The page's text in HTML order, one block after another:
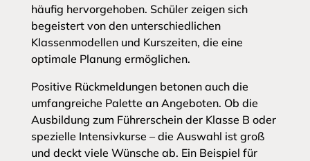
häufig hervorgehoben. Schüler zeigen sich
begeistert von den unterschiedlichen
Klassenmodellen und Kurszeiten, die eine
optimale Planung ermöglichen.
Positive Rückmeldungen betonen auch die
umfangreiche Palette an Angeboten. Ob die
Ausbildung zum Führerschein der Klasse B oder
spezielle Intensivkurse – die Auswahl ist groß
und deckt viele Wünsche ab. Ein Beispiel für